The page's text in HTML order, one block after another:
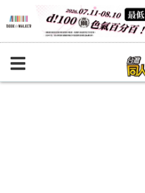
BOOKY書集倉庫